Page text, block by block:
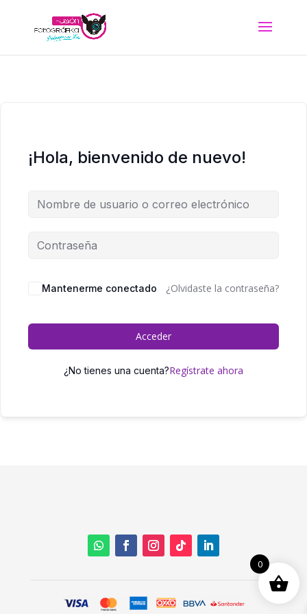
¡Hola, bienvenido de nuevo!
Alternative:
Mantenerme conectado ¿Olvidaste la contraseña?
Acceder
¿No tienes una cuenta?Regístrate ahora
0